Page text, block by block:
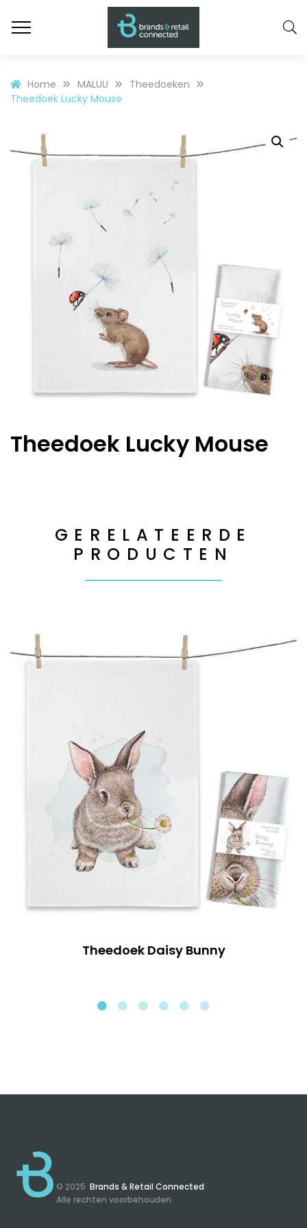
Home MALUU
Theedoeken
Theedoek Lucky Mouse
Theedoek Lucky Mouse
GERELATEERDE
PRODUCTEN
Theedoek Daisy Bunny
© 2025 Brands & Retail Connected
Alle rechten voorbehouden.